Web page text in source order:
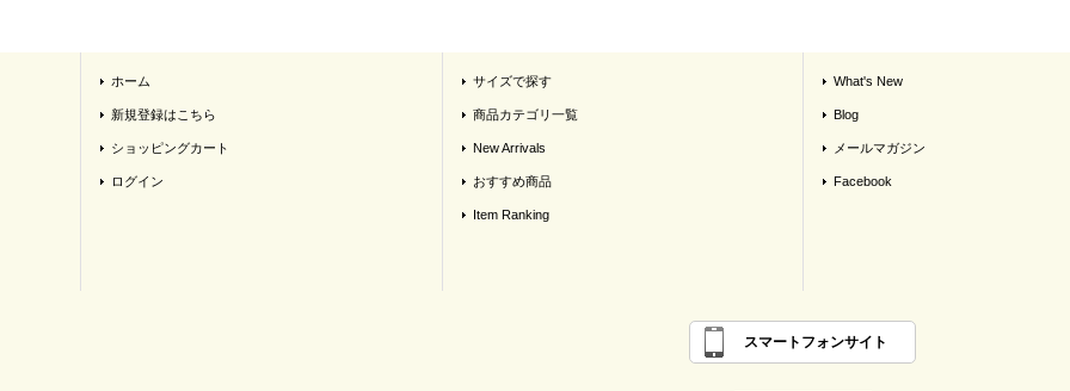
ホーム
新規登録はこちら
ショッピングカート
ログイン
サイズで探す
商品カテゴリ一覧
New Arrivals
おすすめ商品
Item Ranking
What's New
Blog
メールマガジン
Facebook
スマートフォンサイト